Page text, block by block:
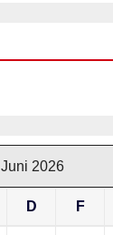
Juni 2026
D F